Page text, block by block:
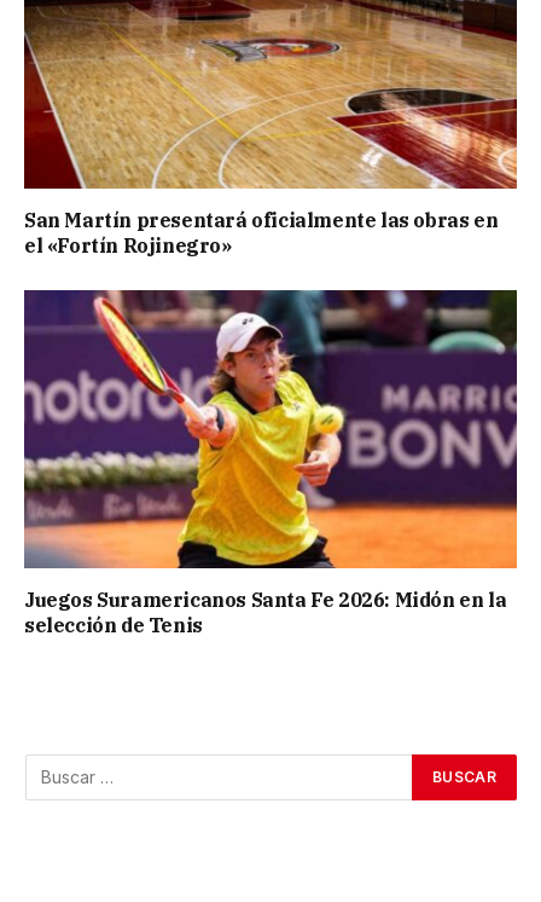
San Martín presentará oficialmente las obras en
el «Fortín Rojinegro»
Juegos Suramericanos Santa Fe 2026: Midón en la
selección de Tenis